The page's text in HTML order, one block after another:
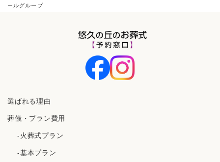
ールグループ
選ばれる理由
葬儀・プラン費用
-火葬式プラン
-基本プラン